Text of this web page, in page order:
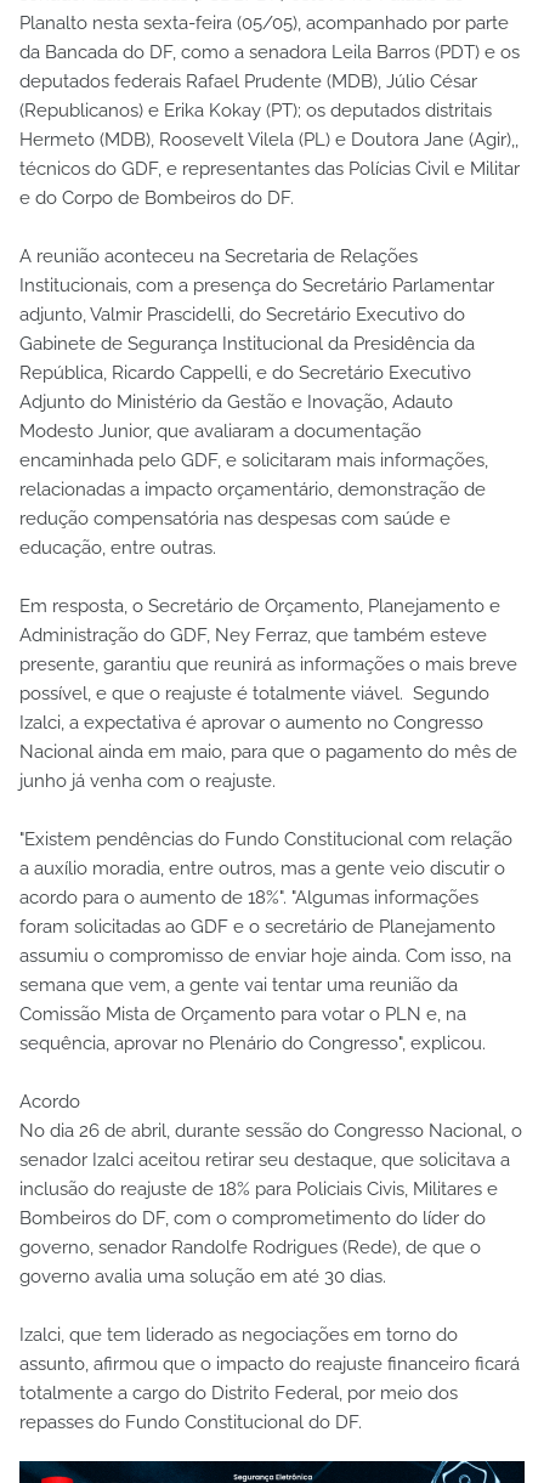
Planalto nesta sexta-feira (05/05), acompanhado por parte
da Bancada do DF, como a senadora Leila Barros (PDT) e os
deputados federais Rafael Prudente (MDB), Júlio César
(Republicanos) e Erika Kokay (PT); os deputados distritais
Hermeto (MDB), Roosevelt Vilela (PL) e Doutora Jane (Agir),,
técnicos do GDF, e representantes das Polícias Civil e Militar
e do Corpo de Bombeiros do DF.
A reunião aconteceu na Secretaria de Relações
Institucionais, com a presença do Secretário Parlamentar
adjunto, Valmir Prascidelli, do Secretário Executivo do
Gabinete de Segurança Institucional da Presidência da
República, Ricardo Cappelli, e do Secretário Executivo
Adjunto do Ministério da Gestão e Inovação, Adauto
Modesto Junior, que avaliaram a documentação
encaminhada pelo GDF, e solicitaram mais informações,
relacionadas a impacto orçamentário, demonstração de
redução compensatória nas despesas com saúde e
educação, entre outras.
Em resposta, o Secretário de Orçamento, Planejamento e
Administração do GDF, Ney Ferraz, que também esteve
presente, garantiu que reunirá as informações o mais breve
possível, e que o reajuste é totalmente viável. Segundo
Izalci, a expectativa é aprovar o aumento no Congresso
Nacional ainda em maio, para que o pagamento do mês de
junho já venha com o reajuste.
"Existem pendências do Fundo Constitucional com relação
a auxílio moradia, entre outros, mas a gente veio discutir o
acordo para o aumento de 18%". "Algumas informações
foram solicitadas ao GDF e o secretário de Planejamento
assumiu o compromisso de enviar hoje ainda. Com isso, na
semana que vem, a gente vai tentar uma reunião da
Comissão Mista de Orçamento para votar o PLN e, na
sequência, aprovar no Plenário do Congresso", explicou.
Acordo
No dia 26 de abril, durante sessão do Congresso Nacional, o
senador Izalci aceitou retirar seu destaque, que solicitava a
inclusão do reajuste de 18% para Policiais Civis, Militares e
Bombeiros do DF, com o comprometimento do líder do
governo, senador Randolfe Rodrigues (Rede), de que o
governo avalia uma solução em até 30 dias.
Izalci, que tem liderado as negociações em torno do
assunto, afirmou que o impacto do reajuste financeiro ficará
totalmente a cargo do Distrito Federal, por meio dos
repasses do Fundo Constitucional do DF.